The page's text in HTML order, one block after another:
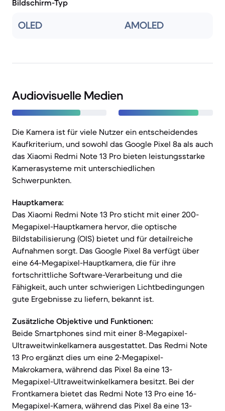
Bildschirm-Typ
OLED AMOLED
Audiovisuelle Medien
Die Kamera ist für viele Nutzer ein entscheidendes
Kaufkriterium, und sowohl das Google Pixel 8a als auch
das Xiaomi Redmi Note 13 Pro bieten leistungsstarke
Kamerasysteme mit unterschiedlichen
Schwerpunkten.
Hauptkamera:
Das Xiaomi Redmi Note 13 Pro sticht mit einer 200-
Megapixel-Hauptkamera hervor, die optische
Bildstabilisierung (OIS) bietet und für detailreiche
Aufnahmen sorgt. Das Google Pixel 8a verfügt über
eine 64-Megapixel-Hauptkamera, die für ihre
fortschrittliche Software-Verarbeitung und die
Fähigkeit, auch unter schwierigen Lichtbedingungen
gute Ergebnisse zu liefern, bekannt ist.
Zusätzliche Objektive und Funktionen:
Beide Smartphones sind mit einer 8-Megapixel-
Ultraweitwinkelkamera ausgestattet. Das Redmi Note
13 Pro ergänzt dies um eine 2-Megapixel-
Makrokamera, während das Pixel 8a eine 13-
Megapixel-Ultraweitwinkelkamera besitzt. Bei der
Frontkamera bietet das Redmi Note 13 Pro eine 16-
Megapixel-Kamera, während das Pixel 8a eine 13-